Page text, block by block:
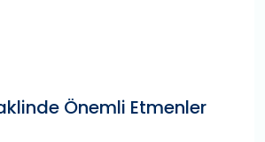
Önemli Etmenler